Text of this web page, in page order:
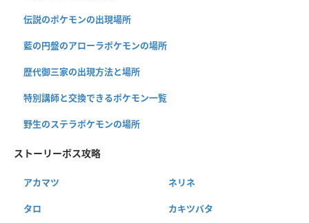
伝説のポケモンの出現場所
藍の円盤のアローラポケモンの場所
歴代御三家の出現方法と場所
特別講師と交換できるポケモン一覧
野生のステラポケモンの場所
ストーリーボス攻略
アカマツ ネリネ
タロ カキツバタ